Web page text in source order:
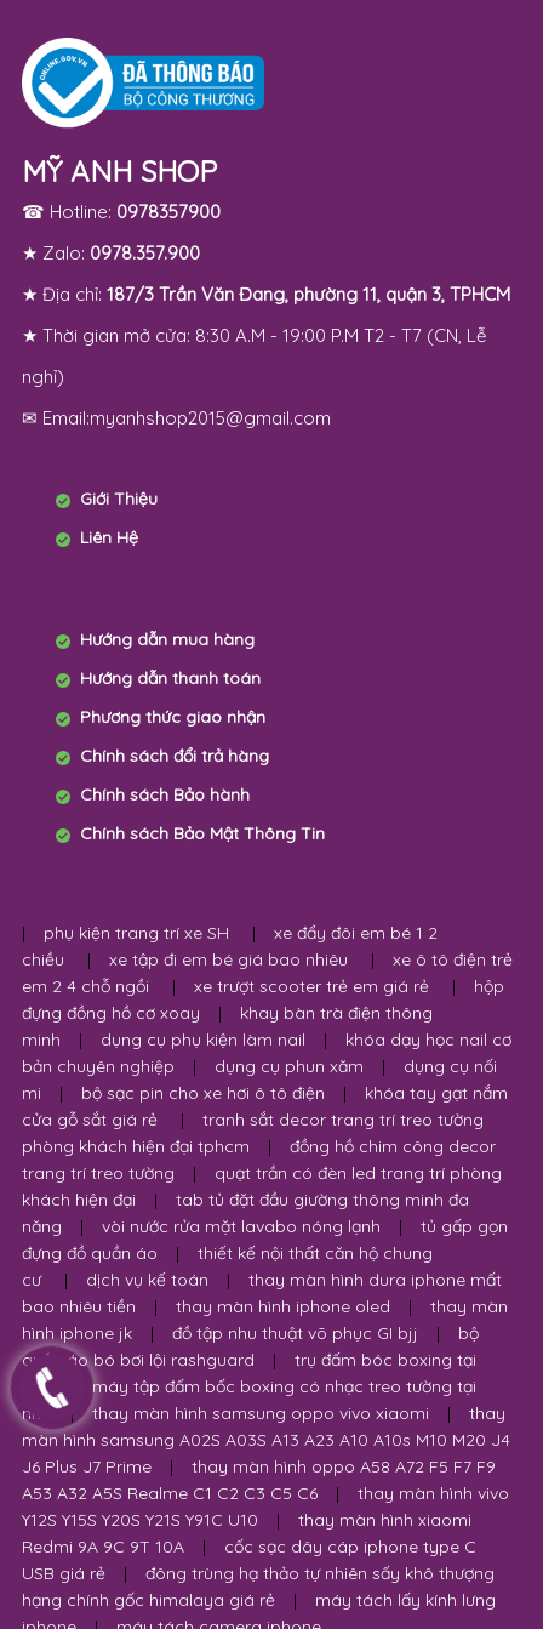
MỸ ANH SHOP
☎ Hotline: 0978357900
★ Zalo: 0978.357.900
★ Địa chỉ: 187/3 Trần Văn Đang, phường 11, quận 3, TPHCM
★ Thời gian mở cửa: 8:30 A.M - 19:00 P.M T2 - T7 (CN, Lễ
nghỉ)
✉ Email:myanhshop2015@gmail.com
Giới Thiệu
Liên Hệ
Hướng dẫn mua hàng
Hướng dẫn thanh toán
Phương thức giao nhận
Chính sách đổi trả hàng
Chính sách Bảo hành
Chính sách Bảo Mật Thông Tin
| phụ kiện trang trí xe SH |
xe đẩy đôi em bé 1 2
chiều
| xe tập đi em bé giá bao nhiêu |
xe ô tô điện trẻ
em 2 4 chỗ ngồi
| xe trượt scooter trẻ em giá rẻ |
hộp
đựng đồng hồ cơ xoay
|
khay bàn trà điện thông
minh
| dụng cụ phụ kiện làm nail |
khóa dạy học nail cơ
bản chuyên nghiệp
| dụng cụ phun xăm |
dụng cụ nối
mi
| bộ sạc pin cho xe hơi ô tô điện |
khóa tay gạt nắm
cửa gỗ sắt giá rẻ
|
tranh sắt decor trang trí treo tường
phòng khách hiện đại tphcm
|
đồng hồ chim công decor
trang trí treo tường
|
quạt trần có đèn led trang trí phòng
khách hiện đại
|
tab tủ đặt đầu giường thông minh đa
năng
| vòi nước rửa mặt lavabo nóng lạnh |
tủ gấp gọn
đựng đồ quần áo
|
thiết kế nội thất căn hộ chung
cư
| dịch vụ kế toán |
thay màn hình dura iphone mất
bao nhiêu tiền
| thay màn hình iphone oled |
thay màn
hình iphone jk
| đồ tập nhu thuật võ phục GI bjj |
bộ
quần áo bó bơi lội rashguard
|
trụ đấm bóc boxing tại
nhà
máy tập đấm bốc boxing có nhạc treo tường tại
nhà
| thay màn hình samsung oppo vivo xiaomi |
thay
màn hình samsung A02S A03S A13 A23 A10 A10s M10 M20 J4
J6 Plus J7 Prime
|
thay màn hình oppo A58 A72 F5 F7 F9
A53 A32 A5S Realme C1 C2 C3 C5 C6
|
thay màn hình vivo
Y12S Y15S Y20S Y21S Y91C U10
|
thay màn hình xiaomi
Redmi 9A 9C 9T 10A
|
cốc sạc dây cáp iphone type C
USB giá rẻ
|
đông trùng hạ thảo tự nhiên sấy khô thượng
hạng chính gốc himalaya giá rẻ
|
máy tách lấy kính lưng